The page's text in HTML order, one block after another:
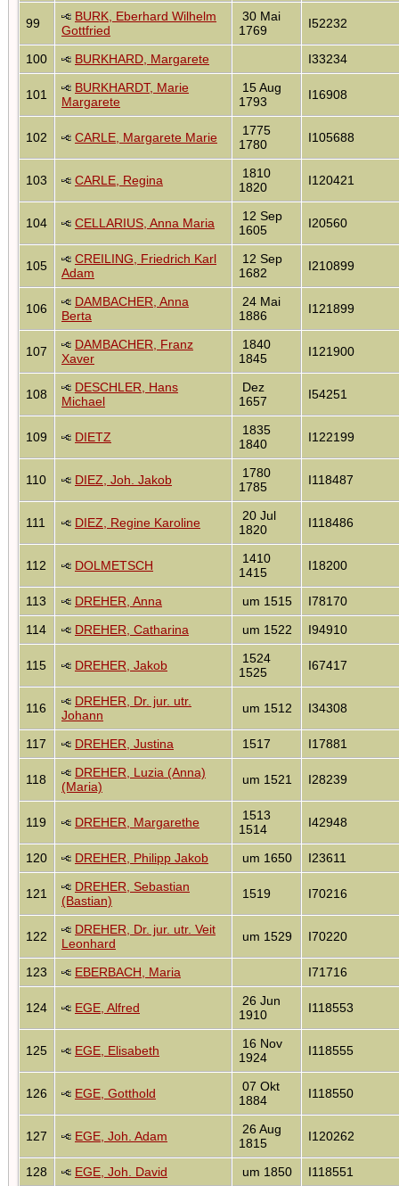
99
BURK, Eberhard Wilhelm
Gottfried
30 Mai
1769
I52232
100 BURKHARD, Margarete I33234
101
BURKHARDT, Marie
Margarete
15 Aug
1793
I16908
102 CARLE, Margarete Marie
1775
1780
I105688
103 CARLE, Regina
1810
1820
I120421
104 CELLARIUS, Anna Maria
12 Sep
1605
I20560
105
CREILING, Friedrich Karl
Adam
12 Sep
1682
I210899
106
DAMBACHER, Anna
Berta
24 Mai
1886
I121899
107
DAMBACHER, Franz
Xaver
1840
1845
I121900
108
DESCHLER, Hans
Michael
Dez
1657
I54251
109 DIETZ
1835
1840
I122199
110 DIEZ, Joh. Jakob
1780
1785
I118487
111 DIEZ, Regine Karoline
20 Jul
1820
I118486
112 DOLMETSCH
1410
1415
I18200
113 DREHER, Anna um 1515
I78170
114
DREHER, Catharina um 1522 I94910
115 DREHER, Jakob
1524
1525
I67417
116
DREHER, Dr. jur. utr.
Johann
um 1512 I34308
117 DREHER, Justina 1517 I17881
118
DREHER, Luzia (Anna)
(Maria)
um 1521 I28239
119 DREHER, Margarethe
1513
1514
I42948
120 DREHER, Philipp Jakob um 1650 I23611
121
DREHER, Sebastian
(Bastian)
1519 I70216
122
DREHER, Dr. jur. utr. Veit
Leonhard
um 1529 I70220
123 EBERBACH, Maria I71716
124 EGE, Alfred
26 Jun
1910
I118553
125 EGE, Elisabeth
16 Nov
1924
I118555
126 EGE, Gotthold
07 Okt
1884
I118550
127 EGE, Joh. Adam
26 Aug
1815
I120262
128 EGE, Joh. David um 1850 I118551